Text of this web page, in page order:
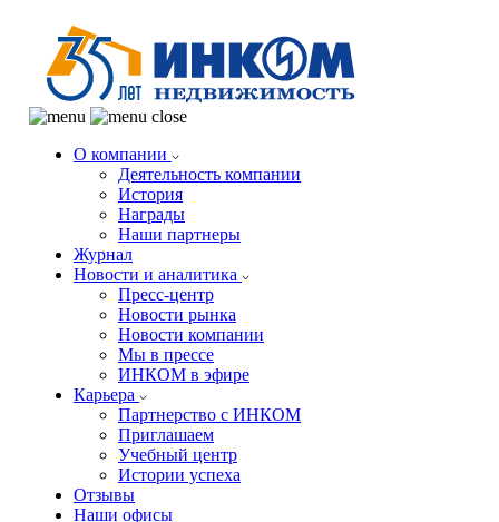
О компании
Деятельность компании
История
Награды
Наши партнеры
Журнал
Новости и аналитика
Пресс-центр
Новости рынка
Новости компании
Мы в прессе
ИНКОМ в эфире
Карьера
Партнерство с ИНКОМ
Приглашаем
Учебный центр
Истории успеха
Отзывы
Наши офисы